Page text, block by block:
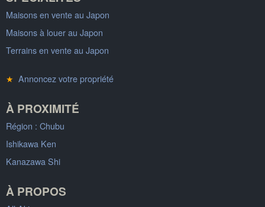
Maisons en vente au Japon
Maisons à louer au Japon
Terrains en vente au Japon
★ Annoncez votre propriété
À PROXIMITÉ
Région : Chubu
Ishikawa Ken
Kanazawa Shi
À PROPOS